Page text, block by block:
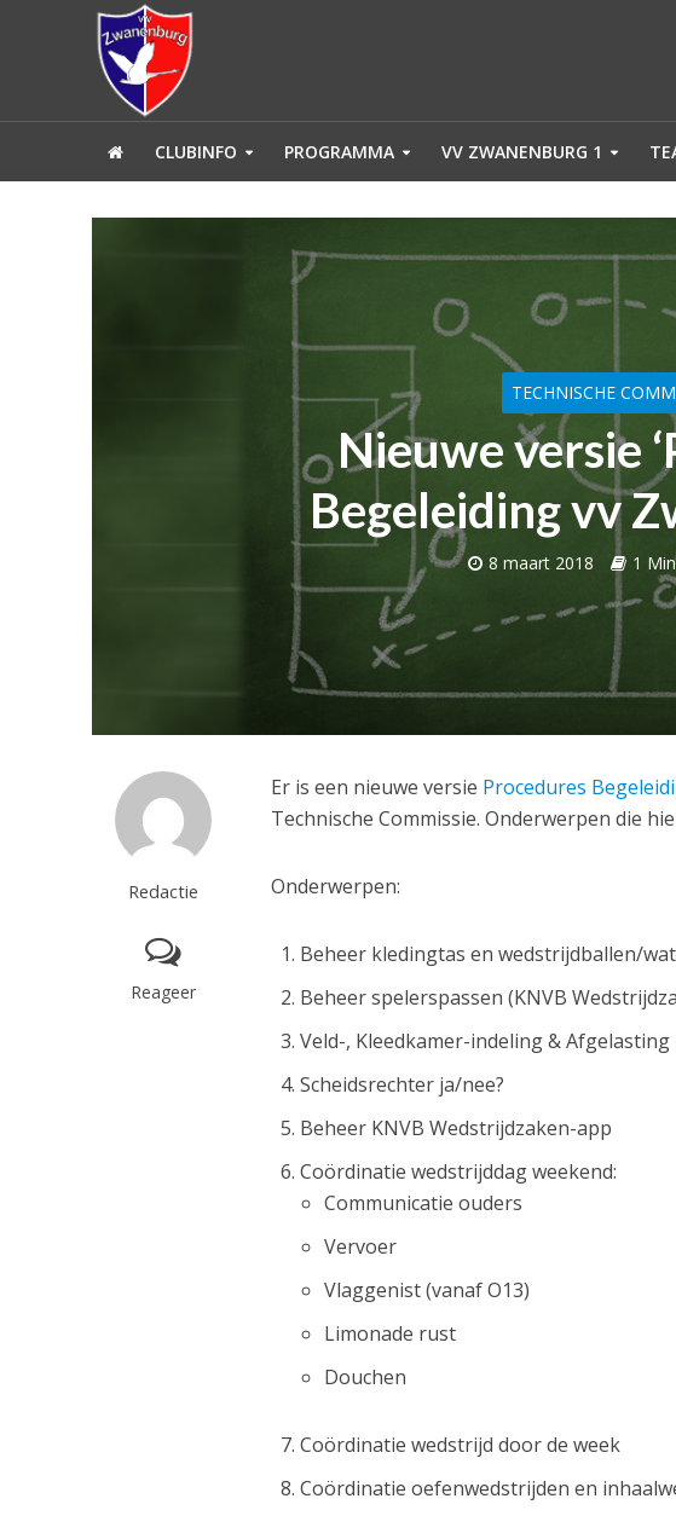
CLUBINFO PROGRAMMA VV ZWANENBURG 1
TECHNISCHE
Nieuwe versie
Begeleiding vv
8 maart 2018 1
Redactie
Reageer
Er is een nieuwe versie Procedures
Technische Commissie. Onderwerpen die
Onderwerpen:
Beheer kledingtas en wedstrijdballen/
Beheer spelerspassen (KNVB
Veld-, Kleedkamer-indeling & Afgelasting
Scheidsrechter ja/nee?
Beheer KNVB Wedstrijdzaken-app
Coördinatie wedstrijddag weekend:
Communicatie ouders
Vervoer
Vlaggenist (vanaf O13)
Limonade rust
Douchen
Coördinatie wedstrijd door de week
Coördinatie oefenwedstrijden en